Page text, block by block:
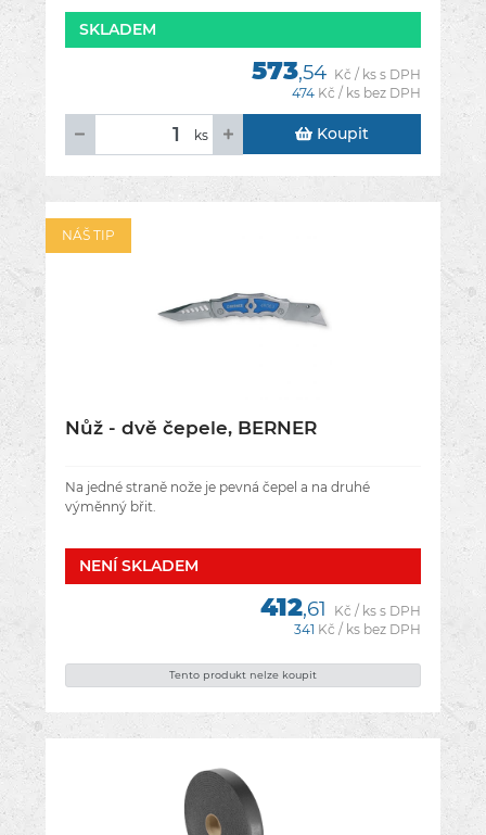
DELTA® (vždy se lepí na
SKLADEM
573,54 Kč / ks s DPH
474 Kč / ks bez DPH
ks Koupit
NÁŠ TIP
Nůž - dvě čepele, BERNER
Na jedné straně nože je pevná čepel a na druhé
výměnný břit.
NENÍ­ SKLADEM
412,61
Kč / ks s DPH
341 Kč / ks bez DPH
Tento produkt nelze koupit